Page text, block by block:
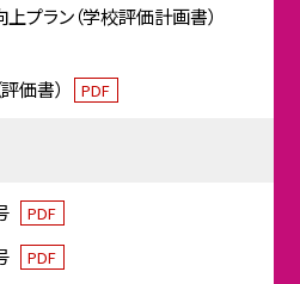
プラン（学校評価計画書）
価書） PDF
PDF
PDF